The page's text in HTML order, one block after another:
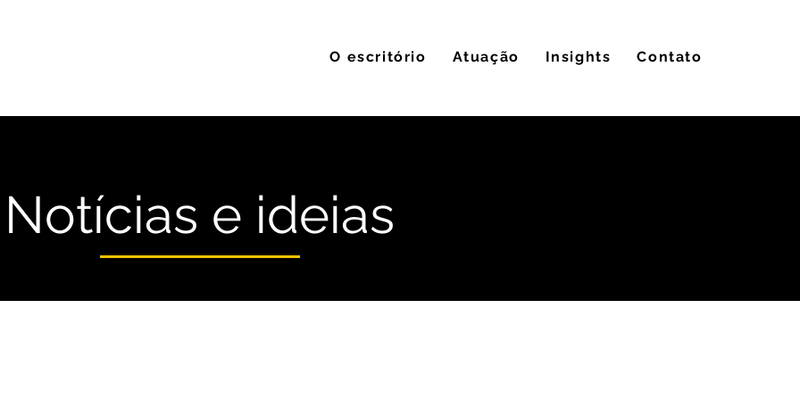
O escritório Atuação Insights Contato
Notícias e ideias